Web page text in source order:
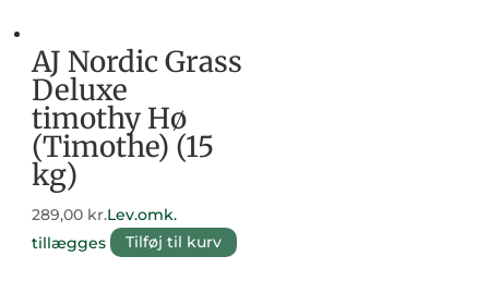
AJ Nordic Grass
Deluxe
timothy Hø
(Timothe) (15
kg)
289,00 kr.Lev.omk.
tillægges
Tilføj til kurv